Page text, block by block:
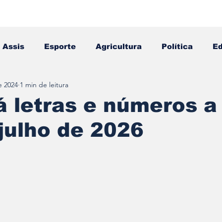
Assis Esporte Agricultura Política
Editais
letras e números a
de 2026
2024 1 min de leitura